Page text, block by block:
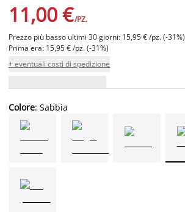
11,00 €/PZ.
Prezzo più basso ultimi 30 giorni: 15,95 € /pz. (-31%)
Prima era: 15,95 € /pz. (-31%)
+ eventuali costi di spedizione
Colore: Sabbia